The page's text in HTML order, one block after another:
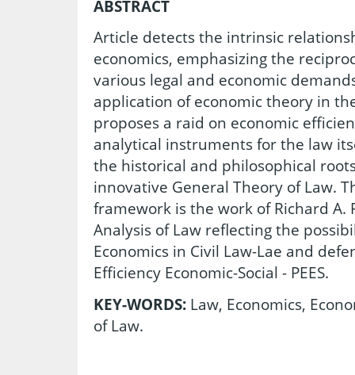
ABSTRACT
Article detects the intrinsic
economics, emphasizing the
various legal and economic
application of economic theory in
proposes a raid on economic
analytical instruments for the law
the historical and philosophical
innovative General Theory of Law.
framework is the work of Richard A.
Analysis of Law reflecting the
Economics in Civil Law-Lae and
Efficiency Economic-Social - PEES.
KEY-WORDS: Law, Economics,
of Law.